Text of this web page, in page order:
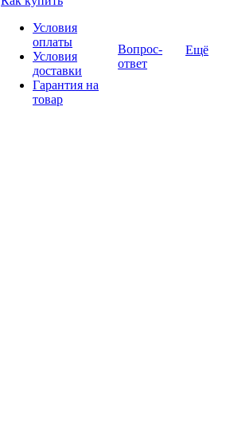
Условия
оплаты
Условия
доставки
Гарантия на
товар
Вопрос-
ответ
Ещё